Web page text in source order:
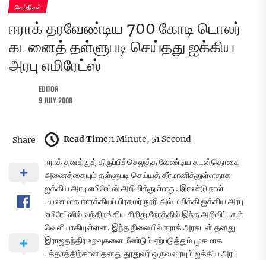
செய்திகள்
ஈராக் தரவேண்டிய 700 கோடி டொலர்
கடனைத் தள்ளுபடி செய்தது ஐக்கிய
அரபு எமிரேட்ஸ்
EDITOR
9 JULY 2008
Share Read Time:1 Minute, 51 Second
ஈராக் தனக்குத் திருப்பிச்செலுத்த வேண்டிய கடன்தொகை
அனைத்தையும் தள்ளுபடி செய்யத் தீர்மானித்துள்ளதாக
ஐக்கிய அரபு எமிரேட்ஸ் அறிவித்துள்ளது. இரண்டு நாள்
பயணமாக ஈராக்கியப் பிரதமர் நூரி அல் மலிக்கி ஐக்கிய அரபு
எமிரேட்ஸில் வந்திறங்கிய சிறிது நேரத்தில் இந்த அறிவிப்புகள்
வெளியாகியுள்ளன. இந்த நிலையில் ஈராக் அரசுடன் தனது
இராஜதந்திர உறவுகளை மீண்டும் ஏற்படுத்தும் முகமாக
பக்தாத்திற்கான தனது தூதுவர் ஒருவரையும் ஐக்கிய அரபு